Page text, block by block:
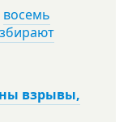
восемь
взрывы,